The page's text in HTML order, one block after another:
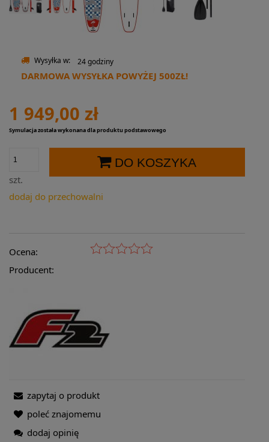
Wysyłka w: 24 godziny
DARMOWA WYSYŁKA POWYŻEJ 500ZŁ!
1 949,00 zł
Symulacja została wykonana dla produktu podstawowego
szt.
DO KOSZYKA
dodaj do przechowalni
Ocena:
Producent:
zapytaj o produkt
poleć znajomemu
dodaj opinię